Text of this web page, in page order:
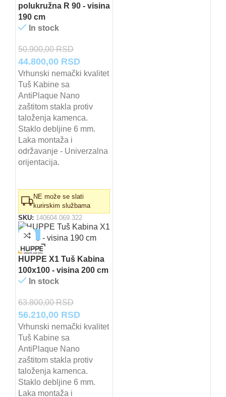
polukružna R 90 - visina
190 cm
In stock
50.900,00RSD
Originalna
cena
je
bila:
50.900,00 RSD.
44.800,00 RSDTrenutna
cena
Vrhunski nemački kvalitet
Tuš Kabine sa
AntiPlaque Nano
zaštitom stakla protiv
taloženja kamenca.
Staklo debljine 6 mm.
Laka montaža i
održavanje - Univerzalna
orijentacija.
NE može se slati
kurirskim službama
SKU: 140604.069.322
-12%
HUPPE X1 Tuš Kabina
100x100 - visina 200 cm
In stock
63.800,00RSD
Originalna
cena
je
bila:
63.800,00 RSD.
56.210,00 RSDTrenutna
cena
Vrhunski nemački kvalitet
Tuš Kabine sa
AntiPlaque Nano
zaštitom stakla protiv
taloženja kamenca.
Staklo debljine 6 mm.
Laka montaža i